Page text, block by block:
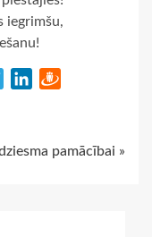
iegrimšu,
TelegramLinkedIn
pamācībai »